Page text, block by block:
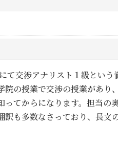
て交渉アナリスト１級という
の授業で交渉の授業があり
てからになります。担当の
も多数なさっており、長文